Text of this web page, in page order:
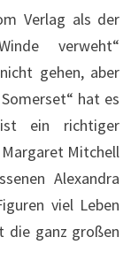
Verlag als der
verweht“
gehen, aber
hat es
ein richtiger
Mitchell
Alexandra
viel Leben
die ganz großen